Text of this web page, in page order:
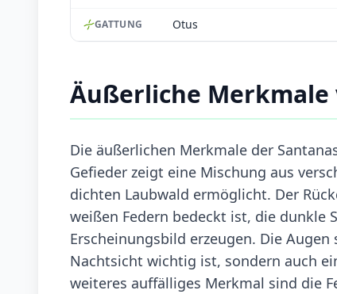
GATTUNG Otus
Äußerliche Merkmale
Die äußerlichen Merkmale der
Gefieder zeigt eine Mischung aus
dichten Laubwald ermöglicht. Der
weißen Federn bedeckt ist, die dunkle
Erscheinungsbild erzeugen. Die
Nachtsicht wichtig ist, sondern auch
weiteres auffälliges Merkmal sind die